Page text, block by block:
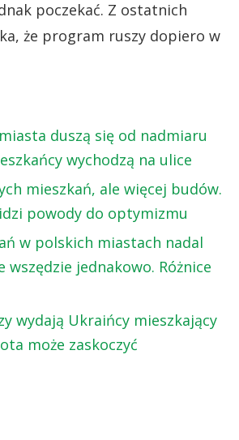
poczekać. Z ostatnich
że program ruszy dopiero w
duszą się od nadmiaru
wychodzą na ulice
mieszkań, ale więcej budów.
powody do optymizmu
w polskich miastach nadal
wszędzie jednakowo. Różnice
wydają Ukraińcy mieszkający
może zaskoczyć